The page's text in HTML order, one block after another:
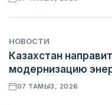
НОВОСТИ
Казахстан
модернизацию
07 ТАМЫЗ, 2026